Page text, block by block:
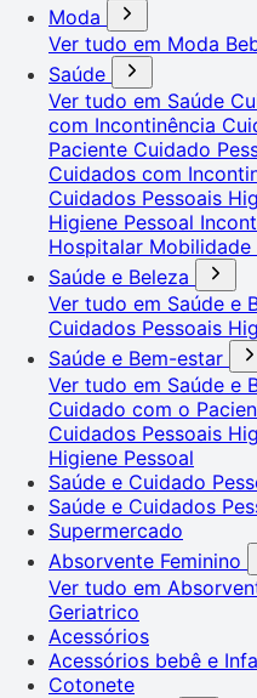
Moda
Ver tudo em Moda
Saúde
Ver tudo em Saúde
com Incontinência
Paciente Cuidado
Cuidados com
Cuidados Pessoais
Higiene Pessoal
Hospitalar Mobilidade
Saúde e Beleza
Ver tudo em Saúde e
Cuidados Pessoais
Saúde e Bem-estar
Ver tudo em Saúde e
Cuidado com o
Cuidados Pessoais
Higiene Pessoal
Saúde e Cuidado
Saúde e Cuidados
Supermercado
Absorvente Feminino
Ver tudo em
Geriatrico
Acessórios
Acessórios bebê e
Cotonete